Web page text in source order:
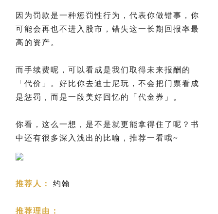
因为罚款是一种惩罚性行为，代表你做错事，你
可能会再也不进入股市，错失这一长期回报率最
高的资产。
而手续费呢，可以看成是我们取得未来报酬的
「代价」。好比你去迪士尼玩，不会把门票看成
是惩罚，而是一段美好回忆的「代金券」。
你看，这么一想，是不是就更能拿得住了呢？书
中还有很多深入浅出的比喻，推荐一看哦~
推荐人： 约翰
推荐理由：